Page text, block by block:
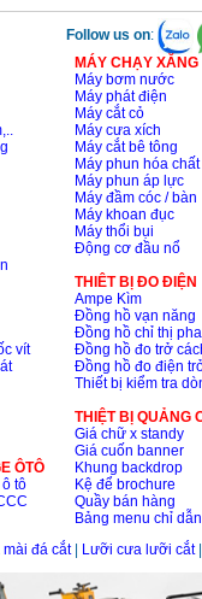
Follow us on:
vít
ÔTÔ
tô
MÁY CHẠY
Máy bơm nước
Máy phát điện
Máy cắt cỏ
Máy cưa xích
Máy cắt bê tông
Máy phun hóa chất
Máy phun áp lực
Máy đầm cóc / bàn
Máy khoan đục
Máy thổi bụi
Động cơ đầu nổ
THIÊT BỊ ĐO ĐIỆN
Ampe Kìm
Đồng hồ vạn năng
Đồng hồ chỉ thị pha
Đồng hồ đo trở
Đồng hồ đo điện
Thiết bị kiểm tra
THIỆT BỊ QUẢNG
Giá chữ x standy
Giá cuốn banner
Khung backdrop
Kệ để brochure
Quầy bán hàng
Bảng menu chỉ dẫn
đá cắt| Lưỡi cưa lưỡi cắt